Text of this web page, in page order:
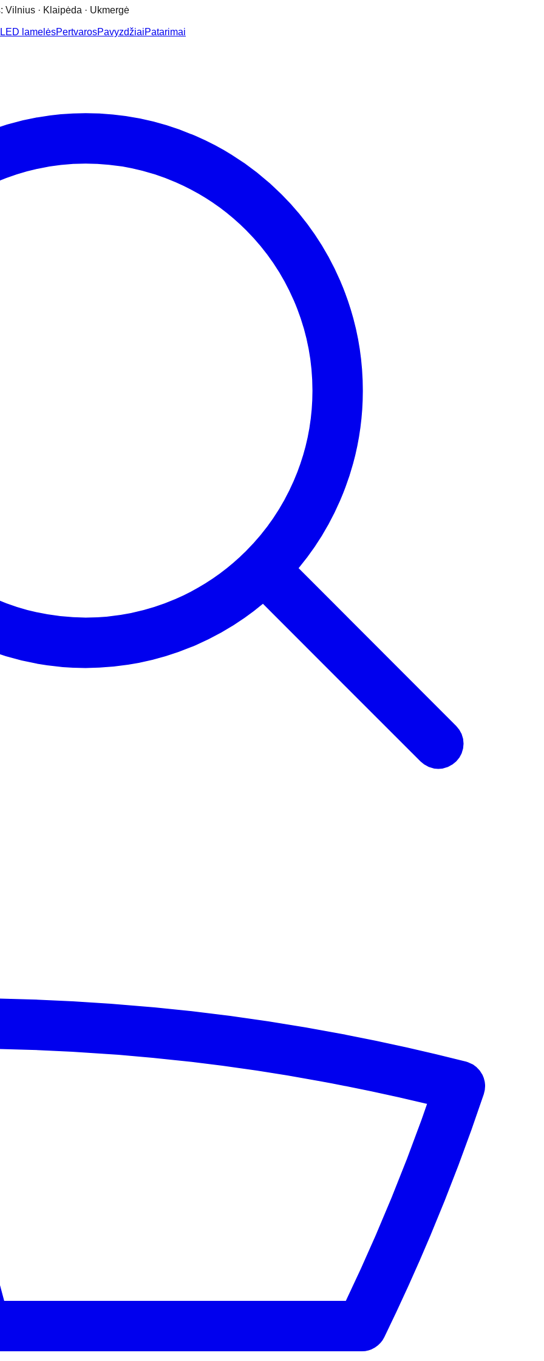
Vilnius · Klaipėda · Ukmergė
LED lamelėsPertvarosPavyzdžiaiPatarimai